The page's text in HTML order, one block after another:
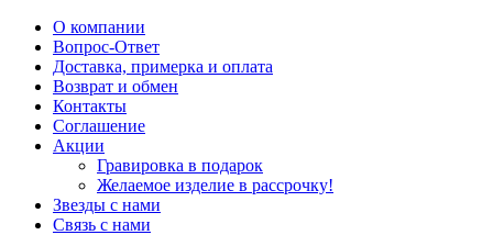
О компании
Вопрос-Ответ
Доставка, примерка и оплата
Возврат и обмен
Контакты
Соглашение
Акции
Гравировка в подарок
Желаемое изделие в рассрочку!
Звезды с нами
Связь с нами